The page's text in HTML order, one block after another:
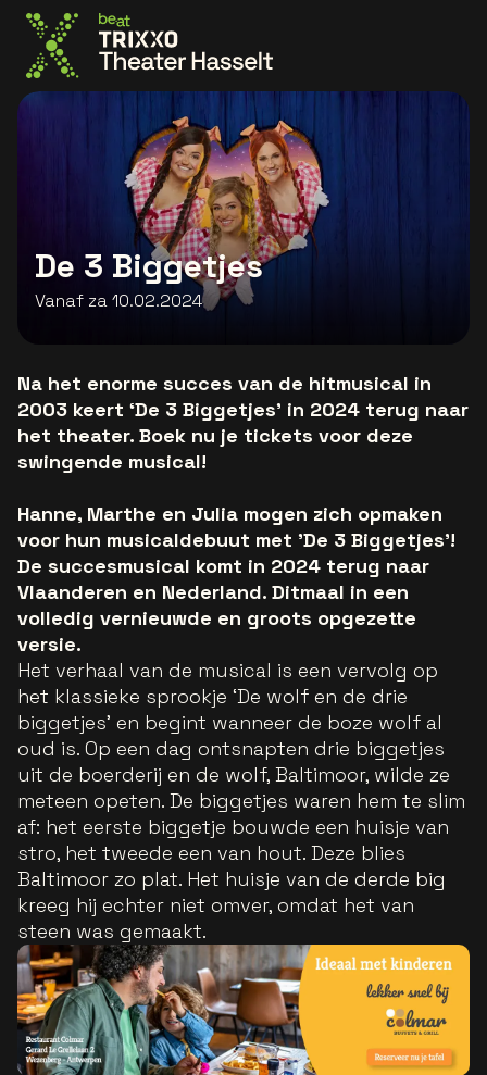
Ga naar de homepage
De 3 Biggetjes
Vanaf za 10.02.2024
Na het enorme succes van de hitmusical in
2003 keert ‘De 3 Biggetjes’ in 2024 terug naar
het theater. Boek nu je tickets voor deze
swingende musical!
Hanne, Marthe en Julia mogen zich opmaken
voor hun musicaldebuut met 'De 3 Biggetjes'!
De succesmusical komt in 2024 terug naar
Vlaanderen en Nederland. Ditmaal in een
volledig vernieuwde en groots opgezette
versie.
Het verhaal van de musical is een vervolg op
het klassieke sprookje ‘De wolf en de drie
biggetjes’ en begint wanneer de boze wolf al
oud is. Op een dag ontsnapten drie biggetjes
uit de boerderij en de wolf, Baltimoor, wilde ze
meteen opeten. De biggetjes waren hem te slim
af: het eerste biggetje bouwde een huisje van
stro, het tweede een van hout. Deze blies
Baltimoor zo plat. Het huisje van de derde big
kreeg hij echter niet omver, omdat het van
steen was gemaakt.